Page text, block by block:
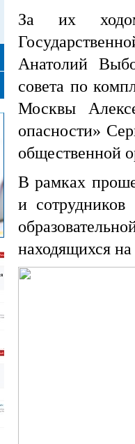
За их ходом
Анатолий
совета по
Москвы
опасности»
общественной
В рамках
и сотрудников
находящихся